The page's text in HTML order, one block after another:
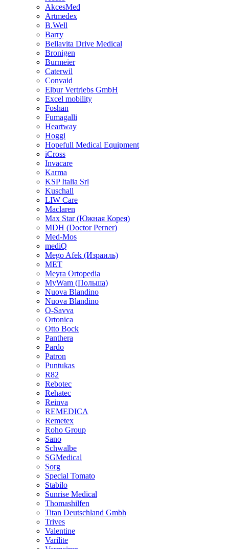
AkcesMed
Artmedex
B.Well
Barry
Bellavita Drive Medical
Bronigen
Burmeier
Caterwil
Convaid
Elbur Vertriebs GmbH
Excel mobility
Foshan
Fumagalli
Heartway
Hoggi
Hopefull Medical Equipment
iCross
Invacare
Karma
KSP Italia Srl
Kuschall
LIW Care
Maclaren
Max Star (Южная Корея)
MDH (Doctor Perner)
Med-Mos
mediQ
Mego Afek (Израиль)
MET
Meyra Ortopedia
MyWam (Польша)
Nuova Blandino
Nuova Blandino
O-Savva
Ortonica
Otto Bock
Panthera
Pardo
Patron
Puntukas
R82
Rebotec
Rehatec
Reinva
REMEDICA
Remetex
Roho Group
Sano
Schwalbe
SGMedical
Sorg
Special Tomato
Stabilo
Sunrise Medical
Thomashilfen
Titan Deutschland Gmbh
Trives
Valentine
Varilite